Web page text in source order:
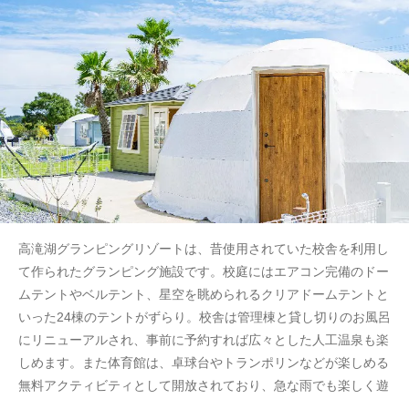
高滝湖グランピングリゾートは、昔使用されていた校舎を利用し
て作られたグランピング施設です。校庭にはエアコン完備のドー
ムテントやベルテント、星空を眺められるクリアドームテントと
いった24棟のテントがずらり。校舎は管理棟と貸し切りのお風呂
にリニューアルされ、事前に予約すれば広々とした人工温泉も楽
しめます。また体育館は、卓球台やトランポリンなどが楽しめる
無料アクティビティとして開放されており、急な雨でも楽しく遊